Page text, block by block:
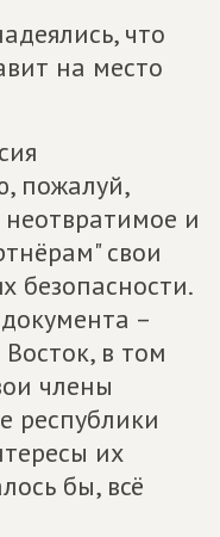
что
на место
пожалуй,
и
свои
безопасности.
–
в том
члены
республики
их
бы, всё